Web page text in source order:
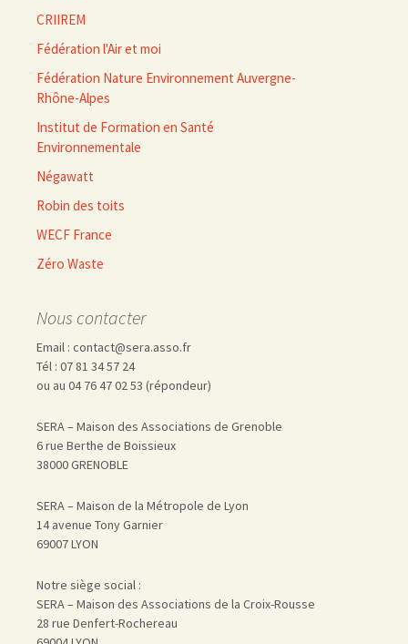
CRIIREM
Fédération l'Air et moi
Fédération Nature Environnement Auvergne-
Rhône-Alpes
Institut de Formation en Santé
Environnementale
Négawatt
Robin des toits
WECF France
Zéro Waste
Nous contacter
Email : contact@sera.asso.fr
Tél : 07 81 34 57 24
ou au 04 76 47 02 53 (répondeur)
SERA – Maison des Associations de Grenoble
6 rue Berthe de Boissieux
38000 GRENOBLE
SERA – Maison de la Métropole de Lyon
14 avenue Tony Garnier
69007 LYON
Notre siège social :
SERA – Maison des Associations de la Croix-Rousse
28 rue Denfert-Rochereau